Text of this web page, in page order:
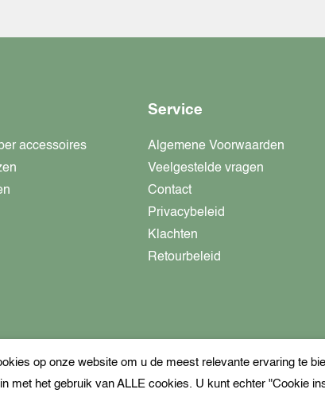
accessoires
Service
Algemene Voorwaarden
Veelgestelde vragen
Contact
Privacybeleid
Klachten
Retourbeleid
op onze website om u de meest relevante ervaring te
met het gebruik van ALLE cookies. U kunt echter "Cookie